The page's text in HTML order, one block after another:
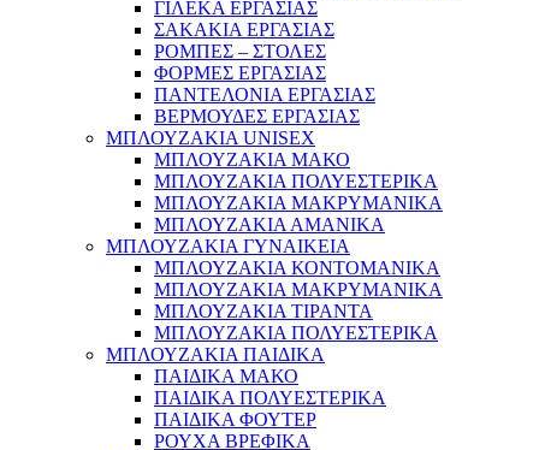
ΓΙΛΕΚΑ ΕΡΓΑΣΙΑΣ
ΣΑΚΑΚΙΑ ΕΡΓΑΣΙΑΣ
ΡΟΜΠΕΣ – ΣΤΟΛΕΣ
ΦΟΡΜΕΣ ΕΡΓΑΣΙΑΣ
ΠΑΝΤΕΛΟΝΙΑ ΕΡΓΑΣΙΑΣ
ΒΕΡΜΟΥΔΕΣ ΕΡΓΑΣΙΑΣ
ΜΠΛΟΥΖΑΚΙΑ UNISEX
ΜΠΛΟΥΖΑΚΙΑ ΜΑΚΟ
ΜΠΛΟΥΖΑΚΙΑ ΠΟΛΥΕΣΤΕΡΙΚΑ
ΜΠΛΟΥΖΑΚΙΑ ΜΑΚΡΥΜΑΝΙΚΑ
ΜΠΛΟΥΖΑΚΙΑ ΑΜΑΝΙΚΑ
ΜΠΛΟΥΖΑΚΙΑ ΓΥΝΑΙΚΕΙΑ
ΜΠΛΟΥΖΑΚΙΑ ΚΟΝΤΟΜΑΝΙΚΑ
ΜΠΛΟΥΖΑΚΙΑ ΜΑΚΡΥΜΑΝΙΚΑ
ΜΠΛΟΥΖΑΚΙΑ ΤΙΡΑΝΤΑ
ΜΠΛΟΥΖΑΚΙΑ ΠΟΛΥΕΣΤΕΡΙΚΑ
ΜΠΛΟΥΖΑΚΙΑ ΠΑΙΔΙΚΑ
ΠΑΙΔΙΚΑ ΜΑΚΟ
ΠΑΙΔΙΚΑ ΠΟΛΥΕΣΤΕΡΙΚΑ
ΠΑΙΔΙΚΑ ΦΟΥΤΕΡ
ΡΟΥΧΑ ΒΡΕΦΙΚΑ